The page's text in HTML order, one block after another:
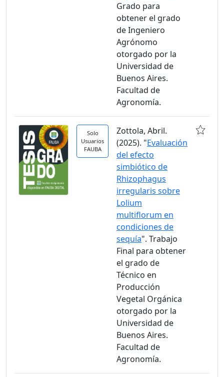
Grado para
obtener el grado
de Ingeniero
Agrónomo
otorgado por la
Universidad de
Buenos Aires.
Facultad de
Agronomía.
Solo
Usuarios
FAUBA
Zottola, Abril.
(2025). "Evaluación
del efecto
simbiótico de
Rhizophagus
irregularis sobre
Lolium
multiflorum en
condiciones de
sequía". Trabajo
Final para obtener
el grado de
Técnico en
Producción
Vegetal Orgánica
otorgado por la
Universidad de
Buenos Aires.
Facultad de
Agronomía.